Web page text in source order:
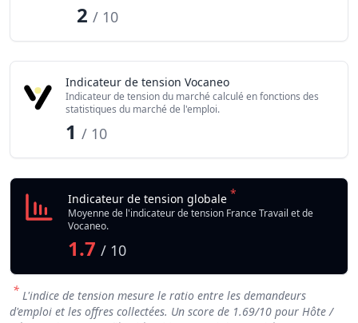
2/ 10
Indicateur de tension Vocaneo
Indicateur de tension du marché calculé en fonctions des
statistiques du marché de l'emploi.
1 / 10
Indicateur de tension globale *
Moyenne de l'indicateur de tension France Travail et de
Vocaneo.
1.7 / 10
* L'indice de tension mesure le ratio entre les demandeurs
d'emploi et les offres collectées. Un score de 1.69/10 pour Hôte /